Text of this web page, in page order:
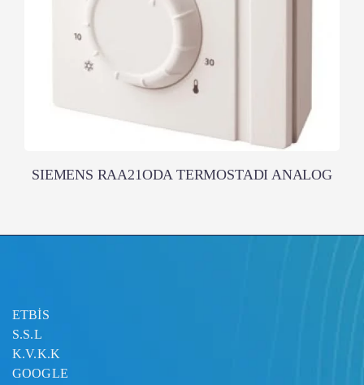
SIEMENS RAA21ODA TERMOSTADI ANALOG
ETBİS
S.S.L
K.V.K.K
GOOGLE